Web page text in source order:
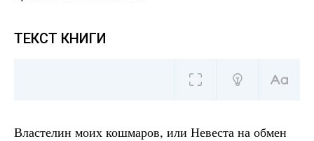
ТЕКСТ КНИГИ
Властелин моих кошмаров, или Невеста на обмен